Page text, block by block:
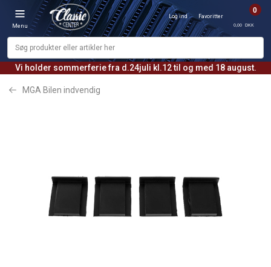
Vi holder sommerferie fra d.24juli kl.12 til og med 18 august.
Menu
Log ind Favoritter
0
0,00 DKK
MGA Bilen indvendig